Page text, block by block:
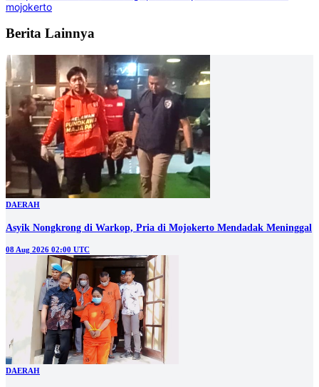
mojokerto
Berita Lainnya
DAERAH
Asyik Nongkrong di Warkop, Pria di Mojokerto Mendadak Meninggal
08 Aug 2026 02:00 UTC
DAERAH